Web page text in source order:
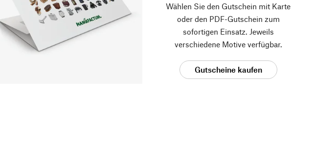
Wählen Sie den Gutschein mit Karte
oder den PDF-Gutschein zum
sofortigen Einsatz. Jeweils
verschiedene Motive verfügbar.
Gutscheine kaufen